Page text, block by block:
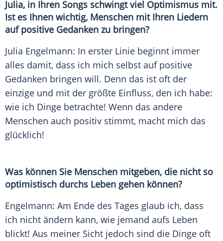
Julia, in Ihren Songs schwingt viel Optimismus mit.
Ist es Ihnen wichtig, Menschen mit Ihren Liedern
auf positive Gedanken zu bringen?
Julia Engelmann: In erster Linie beginnt immer
alles damit, dass ich mich selbst auf positive
Gedanken bringen will. Denn das ist oft der
einzige und mit der größte Einfluss, den ich habe:
wie ich Dinge betrachte! Wenn das andere
Menschen auch positiv stimmt, macht mich das
glücklich!
Was können Sie Menschen mitgeben, die nicht so
optimistisch durchs Leben gehen können?
Engelmann: Am Ende des Tages glaub ich, dass
ich nicht ändern kann, wie jemand aufs Leben
blickt! Aus meiner Sicht jedoch sind die Dinge oft